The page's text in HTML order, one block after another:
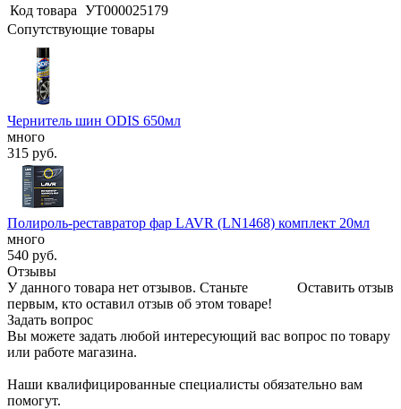
Код товара УТ000025179
Сопутствующие товары
Чернитель шин ODIS 650мл
много
315 руб.
Полироль-реставратор фар LAVR (LN1468) комплект 20мл
много
540 руб.
Отзывы
Оставить отзыв
У данного товара нет отзывов. Станьте
первым, кто оставил отзыв об этом товаре!
Задать вопрос
Вы можете задать любой интересующий вас вопрос по товару
или работе магазина.
Наши квалифицированные специалисты обязательно вам
помогут.